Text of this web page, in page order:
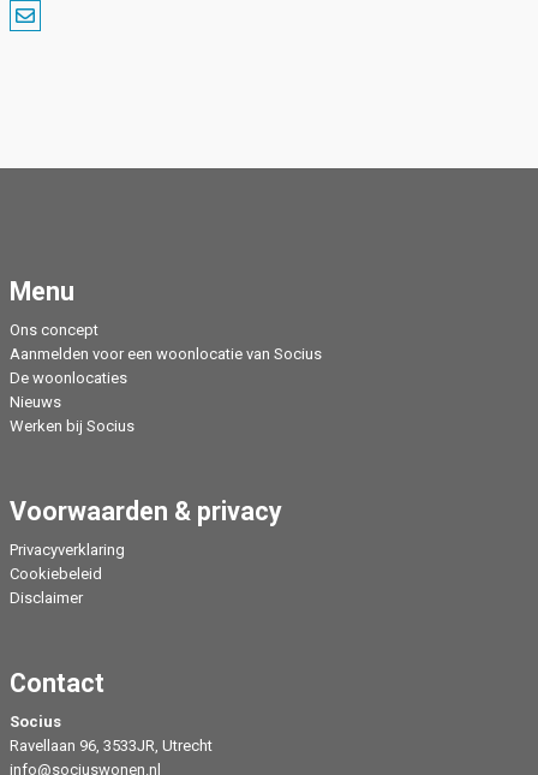
Menu
Ons concept
Aanmelden voor een woonlocatie van Socius
De woonlocaties
Nieuws
Werken bij Socius
Voorwaarden & privacy
Privacyverklaring
Cookiebeleid
Disclaimer
Contact
Socius
Ravellaan 96, 3533JR, Utrecht
info@sociuswonen.nl